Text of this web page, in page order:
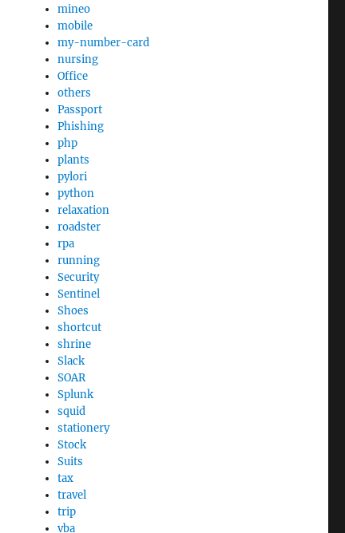
mineo
mobile
my-number-card
nursing
Office
others
Passport
Phishing
php
plants
pylori
python
relaxation
roadster
rpa
running
Security
Sentinel
Shoes
shortcut
shrine
Slack
SOAR
Splunk
squid
stationery
Stock
Suits
tax
travel
trip
vba